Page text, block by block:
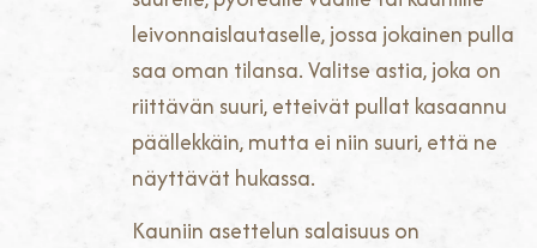
leivonnaislautaselle, jossa jokainen pulla
saa oman tilansa. Valitse astia, joka on
riittävän suuri, etteivät pullat kasaannu
päällekkäin, mutta ei niin suuri, että ne
näyttävät hukassa.
Kauniin asettelun salaisuus on